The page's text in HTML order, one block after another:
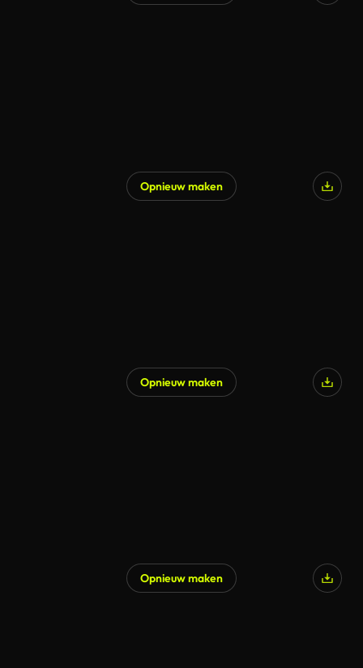
Opnieuw maken
Opnieuw maken
Opnieuw maken